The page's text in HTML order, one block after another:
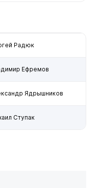
Радюк
Ефремов
Ядрышников
Ступак